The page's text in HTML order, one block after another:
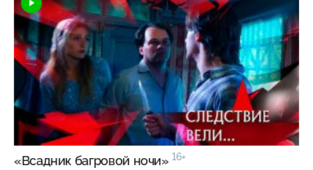
«Всадник багровой ночи» 16+